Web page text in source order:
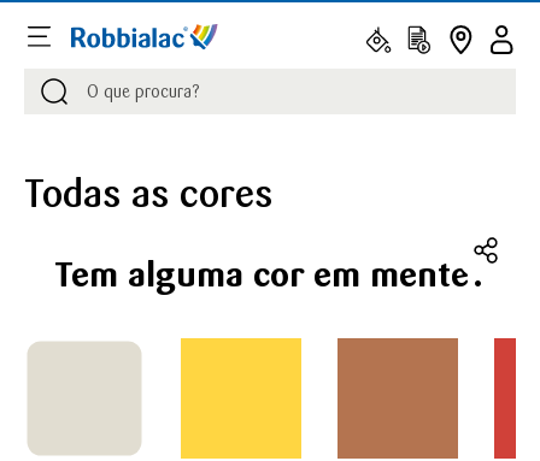
Procurar
Procurar
Todas as cores
Tem alguma cor em mente?